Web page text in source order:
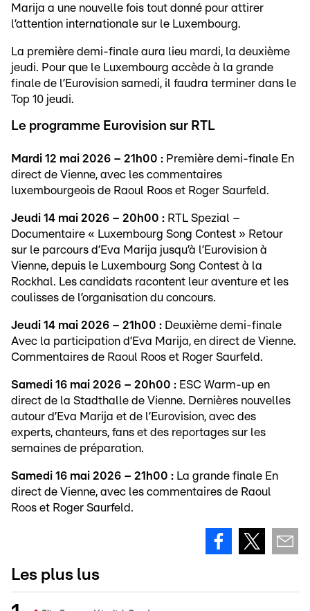
Marija a une nouvelle fois tout donné pour attirer
l’attention internationale sur le Luxembourg.
La première demi-finale aura lieu mardi, la deuxième
jeudi. Pour que le Luxembourg accède à la grande
finale de l’Eurovision samedi, il faudra terminer dans le
Top 10 jeudi.
Le programme Eurovision sur RTL
Mardi 12 mai 2026 – 21h00 : Première demi-finale En
direct de Vienne, avec les commentaires
luxembourgeois de Raoul Roos et Roger Saurfeld.
Jeudi 14 mai 2026 – 20h00 : RTL Spezial –
Documentaire « Luxembourg Song Contest » Retour
sur le parcours d’Eva Marija jusqu’à l’Eurovision à
Vienne, depuis le Luxembourg Song Contest à la
Rockhal. Les candidats racontent leur aventure et les
coulisses de l’organisation du concours.
Jeudi 14 mai 2026 – 21h00 : Deuxième demi-finale
Avec la participation d’Eva Marija, en direct de Vienne.
Commentaires de Raoul Roos et Roger Saurfeld.
Samedi 16 mai 2026 – 20h00 : ESC Warm-up en
direct de la Stadthalle de Vienne. Dernières nouvelles
autour d’Eva Marija et de l’Eurovision, avec des
experts, chanteurs, fans et des reportages sur les
semaines de préparation.
Samedi 16 mai 2026 – 21h00 : La grande finale En
direct de Vienne, avec les commentaires de Raoul
Roos et Roger Saurfeld.
Les plus lus